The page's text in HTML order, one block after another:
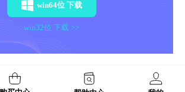
win64位 下载
win32位 下载 >>